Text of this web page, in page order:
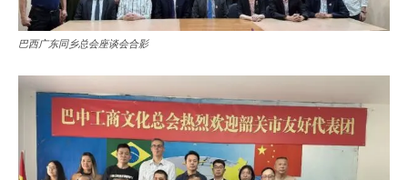
巴西广东同乡总会座谈会合影